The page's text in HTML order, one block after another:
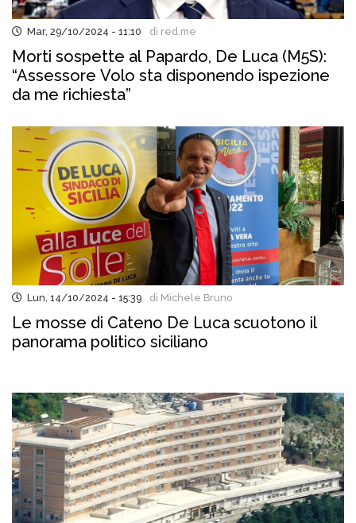
Mar, 29/10/2024 - 11:10 di red.me
Morti sospette al Papardo, De Luca (M5S):
“Assessore Volo sta disponendo ispezione
da me richiesta”
Lun, 14/10/2024 - 15:39 di Michele Bruno
Le mosse di Cateno De Luca scuotono il
panorama politico siciliano